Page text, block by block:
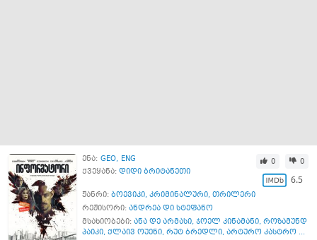
ენა: GEO ENG
ქვეყანა: დიდი ბრიტანეთი
0 0
6.5
ჟანრი: ბოევიკი, კრიმინალური, თრილერი
რეჟისორი: ანდრეა დი სტეფანო
მსახიობები: ანა დე არმასი, ჯოელ კინამანი, როზამუნდ
პაიკი, ქლაივ ოუენი, რუტ ბრედლი, არტურო კასტრო ...